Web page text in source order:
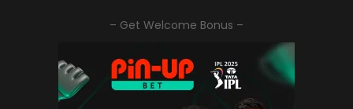
– Get Welcome Bonus –